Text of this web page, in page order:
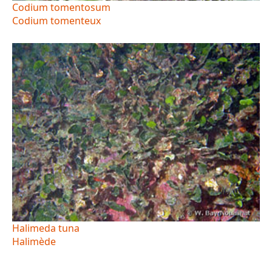
Codium tomentosum
Codium tomenteux
Halimeda tuna
Halimède